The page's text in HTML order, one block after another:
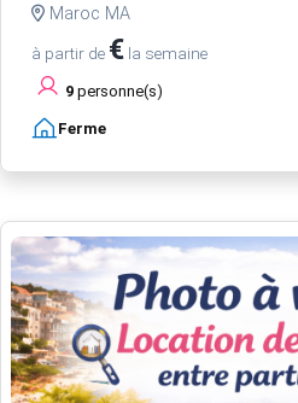
Maroc MA
à partir de € la semaine
9 personne(s)
Ferme